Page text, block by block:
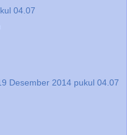
04.07
Desember 2014 pukul 04.07